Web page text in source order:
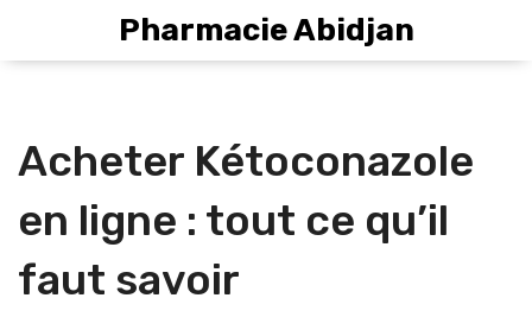
Pharmacie Abidjan
Acheter Kétoconazole
en ligne : tout ce qu’il
faut savoir